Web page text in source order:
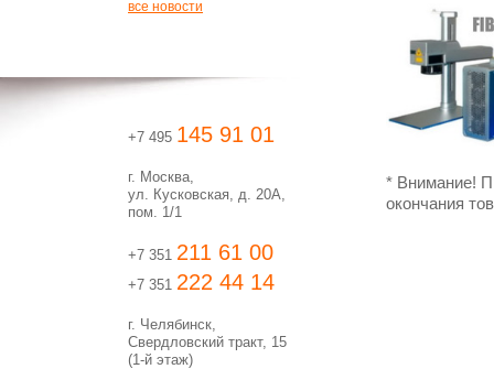
все новости
+7 495 145 91 01
г. Москва,
ул. Кусковская, д. 20А,
пом. 1/1
+7 351 211 61 00
+7 351 222 44 14
г. Челябинск,
Свердловский тракт, 15
(1-й этаж)
* Внимание!
окончания